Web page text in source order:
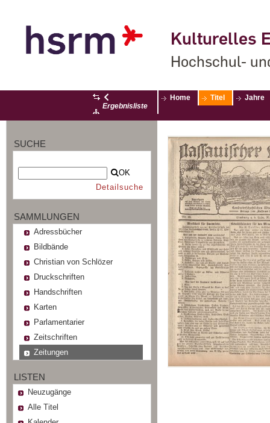
Kulturelles
Hochschul-
Ergebnisliste
Home Titel Jahre
SUCHE
OK
Detailsuche
SAMMLUNGEN
Adressbücher
Bildbände
Christian von Schlözer
Druckschriften
Handschriften
Karten
Parlamentarier
Zeitschriften
Zeitungen
LISTEN
Neuzugänge
Alle Titel